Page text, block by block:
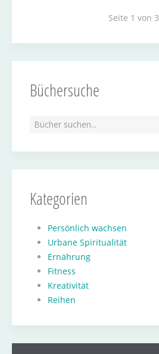
Seite 1 von 3
Büchersuche
Kategorien
Persönlich wachsen
Urbane Spiritualität
Ernährung
Fitness
Kreativität
Reihen